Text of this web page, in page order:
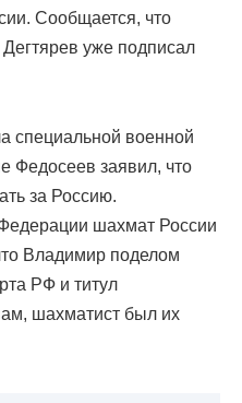
Сообщается, что
уже подписал
специальной военной
Федосеев заявил, что
за Россию.
шахмат России
Владимир поделом
РФ и титул
шахматист был их